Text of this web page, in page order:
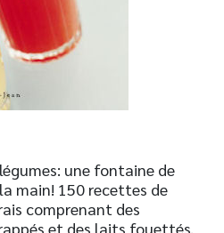
une fontaine de
main! 150 recettes de
comprenant des
et des laits fouettés.